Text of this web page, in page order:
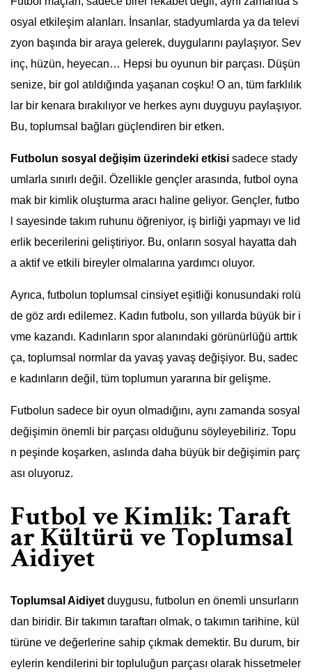
osyal etkileşim alanları. İnsanlar, stadyumlarda ya da televi
zyon başında bir araya gelerek, duygularını paylaşıyor. Sev
inç, hüzün, heyecan… Hepsi bu oyunun bir parçası. Düşün
senize, bir gol atıldığında yaşanan coşku! O an, tüm farklılık
lar bir kenara bırakılıyor ve herkes aynı duyguyu paylaşıyor.
Bu, toplumsal bağları güçlendiren bir etken.
Futbolun sosyal değişim üzerindeki etkisi sadece stady
umlarla sınırlı değil. Özellikle gençler arasında, futbol oyna
mak bir kimlik oluşturma aracı haline geliyor. Gençler, futbo
l sayesinde takım ruhunu öğreniyor, iş birliği yapmayı ve lid
erlik becerilerini geliştiriyor. Bu, onların sosyal hayatta dah
a aktif ve etkili bireyler olmalarına yardımcı oluyor.
Ayrıca, futbolun toplumsal cinsiyet eşitliği konusundaki rolü
de göz ardı edilemez. Kadın futbolu, son yıllarda büyük bir i
vme kazandı. Kadınların spor alanındaki görünürlüğü arttık
ça, toplumsal normlar da yavaş yavaş değişiyor. Bu, sadec
e kadınların değil, tüm toplumun yararına bir gelişme.
Futbolun sadece bir oyun olmadığını, aynı zamanda sosyal
değişimin önemli bir parçası olduğunu söyleyebiliriz. Topu
n peşinde koşarken, aslında daha büyük bir değişimin parç
ası oluyoruz.
Futbol ve Kimlik: Taraft
ar Kültürü ve Toplumsal
Aidiyet
Toplumsal Aidiyet duygusu, futbolun en önemli unsurların
dan biridir. Bir takımın taraftarı olmak, o takımın tarihine, kül
türüne ve değerlerine sahip çıkmak demektir. Bu durum, bir
eylerin kendilerini bir topluluğun parçası olarak hissetmeler